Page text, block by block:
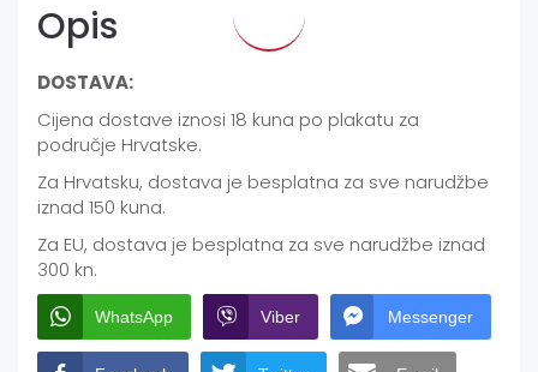
Opis
DOSTAVA:
Cijena dostave iznosi 18 kuna po plakatu za
područje Hrvatske.
Za Hrvatsku, dostava je besplatna za sve narudžbe
iznad 150 kuna.
Za EU, dostava je besplatna za sve narudžbe iznad
300 kn.
WhatsApp Viber Messenger